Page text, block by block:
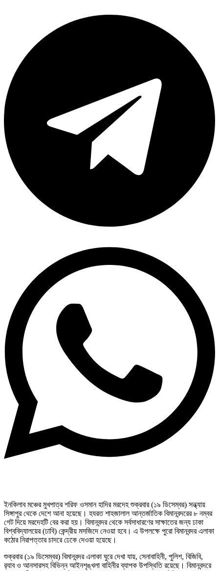
ইনকিলাব মঞ্চের মুখপাত্র শরিফ ওসমান হাদির মরদেহ শুক্রবার (১৯ ডিসেম্বর) সন্ধ্যায়
সিঙ্গাপুর থেকে দেশে আনা হয়েছে। হযরত শাহজালাল আন্তর্জাতিক বিমানবন্দরের ৮ নম্বর
গেট দিয়ে মরদেহটি বের করা হয়। বিমানবন্দর থেকে সর্বসাধারণের সাক্ষাতের জন্য ঢাকা
বিশ্ববিদ্যালয়ের (ঢাবি) কেন্দ্রীয় মসজিদে নেওয়া হবে। এ উপলক্ষে পুরো বিমানবন্দর এলাকা
কঠোর নিরাপত্তার চাদরে ঢেকে দেওয়া হয়েছে।
শুক্রবার (১৯ ডিসেম্বর) বিমানবন্দর এলাকা ঘুরে দেখা যায়, সেনাবাহিনী, পুলিশ, বিজিবি,
র‍্যাব ও আনসারসহ বিভিন্ন আইনশৃঙ্খলা বাহিনীর ব্যাপক উপস্থিতি রয়েছে। বিমানবন্দরে